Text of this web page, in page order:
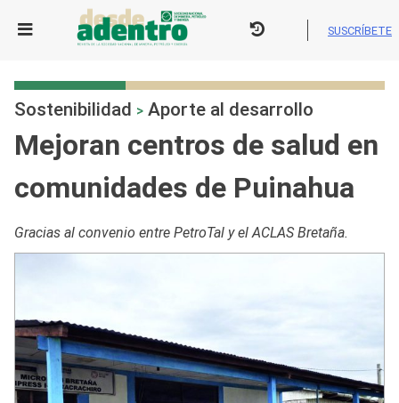
SUSCRÍBETE
Sostenibilidad > Aporte al desarrollo
Mejoran centros de salud en
comunidades de Puinahua
Gracias al convenio entre PetroTal y el ACLAS Bretaña.